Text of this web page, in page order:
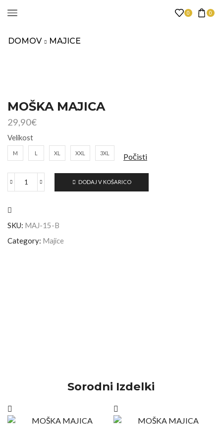
0 0
DOMOV MAJICE
MOŠKA MAJICA
29,90€
Velikost
M L XL XXL 3XL Počisti
DODAJ V KOŠARICO
SKU: MAJ-15-B
Category: Majice
Sorodni Izdelki